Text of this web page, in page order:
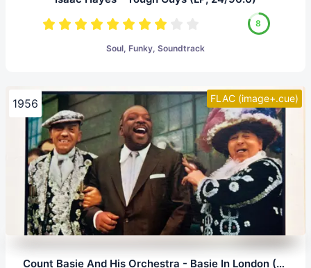
8
Soul, Funky, Soundtrack
FLAC (image+.cue)
1956
Count Basie And His Orchestra - Basie In London (LP, 24/96.0)